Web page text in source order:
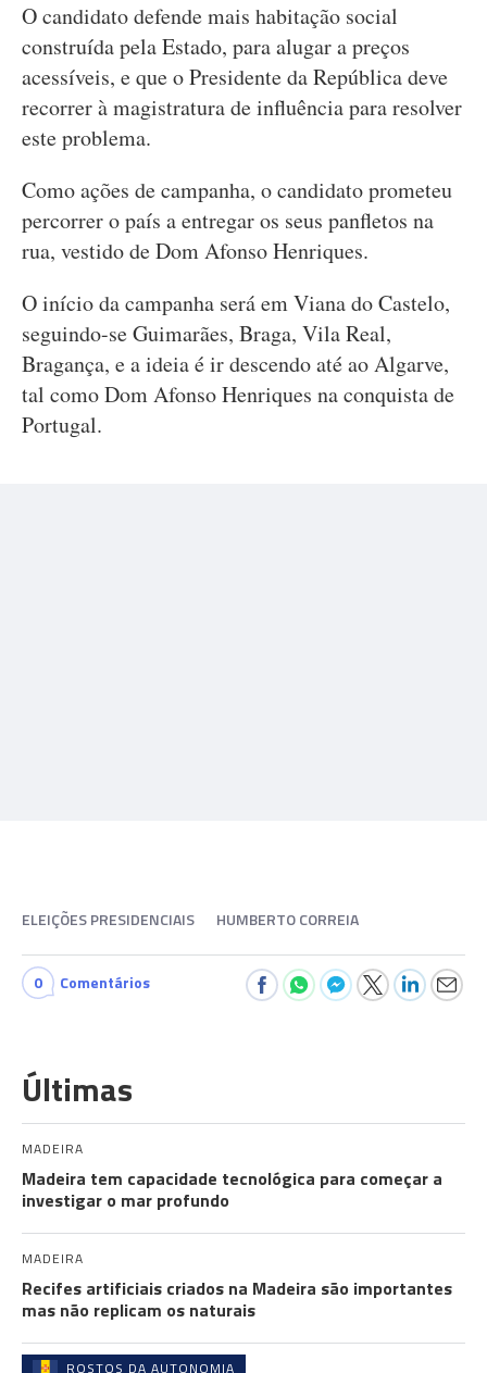
O candidato defende mais habitação social
construída pela Estado, para alugar a preços
acessíveis, e que o Presidente da República deve
recorrer à magistratura de influência para resolver
este problema.
Como ações de campanha, o candidato prometeu
percorrer o país a entregar os seus panfletos na
rua, vestido de Dom Afonso Henriques.
O início da campanha será em Viana do Castelo,
seguindo-se Guimarães, Braga, Vila Real,
Bragança, e a ideia é ir descendo até ao Algarve,
tal como Dom Afonso Henriques na conquista de
Portugal.
ELEIÇÕES PRESIDENCIAIS HUMBERTO CORREIA
0 Comentários
Últimas
MADEIRA
Madeira tem capacidade tecnológica para começar a
investigar o mar profundo
MADEIRA
Recifes artificiais criados na Madeira são importantes
mas não replicam os naturais
ROSTOS DA AUTONOMIA